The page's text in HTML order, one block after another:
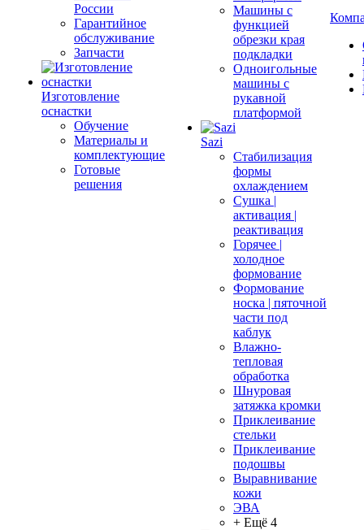
России
Гарантийное
обслуживание
Запчасти
Изготовление
оснастки
Обучение
Материалы и
комплектующие
Готовые
решения
Машины с
функцией
обрезки края
подкладки
Одноигольные
машины с
рукавной
платформой
Sazi
Стабилизация
формы
охлаждением
Сушка |
активация |
реактивация
Горячее |
холодное
формование
Формование
носка | пяточной
части под
каблук
Влажно-
тепловая
обработка
Шнуровая
затяжка кромки
Приклеивание
стельки
Приклеивание
подошвы
Выравнивание
кожи
ЭВА
+ Ещё 4